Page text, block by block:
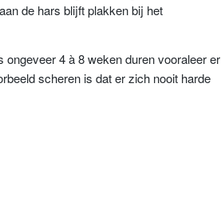
de hars blijft plakken bij het
4 à 8 weken duren vooraleer er
scheren is dat er zich nooit harde